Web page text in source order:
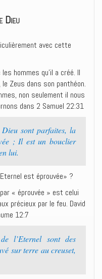
Dieu
avec cette
hommes qu’il a créé. Il
Zeus dans son panthéon.
non seulement il nous
dans 2 Samuel 22:31
sont parfaites, la
; Il est un bouclier
lui.
est éprouvée» ?
« éprouvée » est celui
précieux par le feu. David
12:7
l’Eternel sont des
sur terre au creuset,